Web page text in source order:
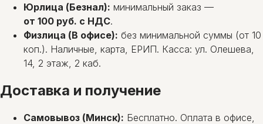
Юрлица (Безнал): минимальный заказ —
от 100 руб. с НДС.
Физлица (В офисе): без минимальной суммы (от 10
коп.). Наличные, карта, ЕРИП. Касса: ул. Олешева,
14, 2 этаж, 2 каб.
Доставка и получение
Самовывоз (Минск): Бесплатно. Оплата в офисе,